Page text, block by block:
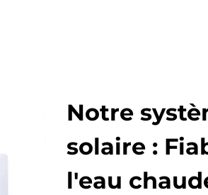
Notre
solaire :
l'eau